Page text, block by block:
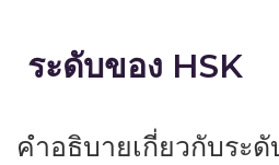
ระดับของ HSK
คำอธิบายเกี่ยวกับระดั